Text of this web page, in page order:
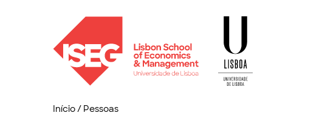
Início/ Pessoas